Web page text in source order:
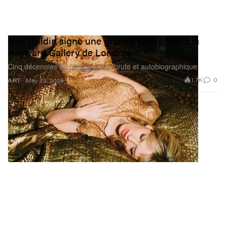
ART
Nan Goldin signe une grande exposition à la
Hayward Gallery de Londres
Cinq décennies de photographie brute et autobiographique.
May 22, 2026 1.7K 0